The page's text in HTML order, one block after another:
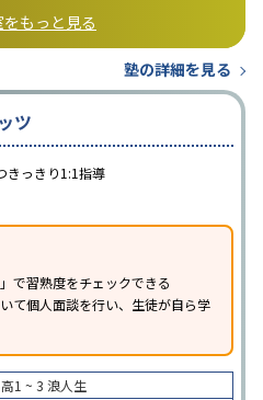
もっと見る
塾の詳細を見る
ツ
きっきり1:1指導
で習熟度をチェックできる
て個人面談を行い、生徒が自ら学
高1 ~ 3 浪人生